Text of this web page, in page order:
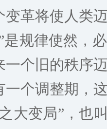
变革将使人类
是规律使然，
一个旧的秩序
一个调整期，
大变局”，也